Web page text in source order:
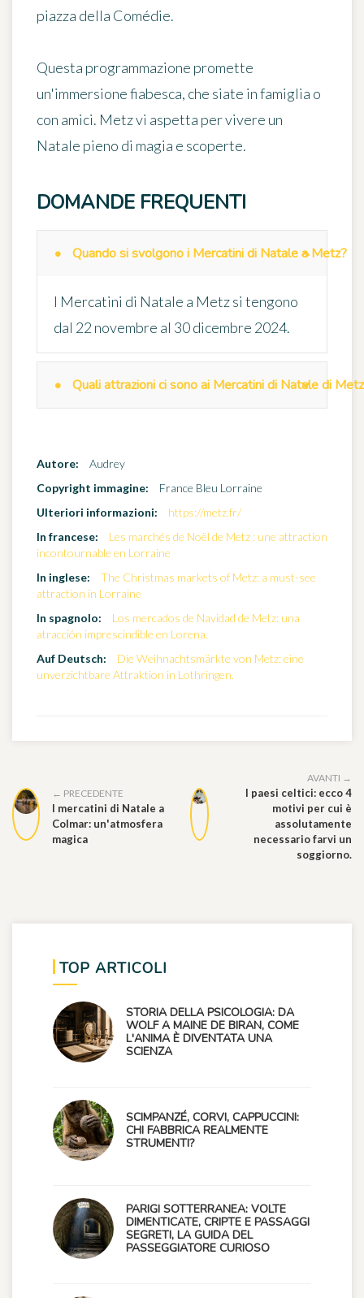
piazza della Comédie.
Questa programmazione promette
un'immersione fiabesca, che siate in famiglia o
con amici. Metz vi aspetta per vivere un
Natale pieno di magia e scoperte.
DOMANDE FREQUENTI
Quando si svolgono i Mercatini di Natale a Metz?
I Mercatini di Natale a Metz si tengono
dal 22 novembre al 30 dicembre 2024.
Quali attrazioni ci sono ai Mercatini di Natale di
Autore:
Audrey
Copyright immagine:
France Bleu Lorraine
Ulteriori informazioni:
https://metz.fr/
In francese:
Les marchés de Noël de Metz : une attraction
incontournable en Lorraine
In inglese:
The Christmas markets of Metz: a must-see
attraction in Lorraine
In spagnolo:
Los mercados de Navidad de Metz: una
atracción imprescindible en Lorena.
Auf Deutsch:
Die Weihnachtsmärkte von Metz: eine
unverzichtbare Attraktion in Lothringen.
← PRECEDENTE
I mercatini di Natale a
Colmar: un'atmosfera
magica
AVANTI →
I paesi celtici: ecco 4
motivi per cui è
assolutamente
necessario farvi un
soggiorno.
TOP ARTICOLI
STORIA DELLA PSICOLOGIA: DA
WOLF A MAINE DE BIRAN, COME
L'ANIMA È DIVENTATA UNA
SCIENZA
SCIMPANZÉ, CORVI, CAPPUCCINI:
CHI FABBRICA REALMENTE
STRUMENTI?
PARIGI SOTTERRANEA: VOLTE
DIMENTICATE, CRIPTE E PASSAGGI
SEGRETI, LA GUIDA DEL
PASSEGGIATORE CURIOSO